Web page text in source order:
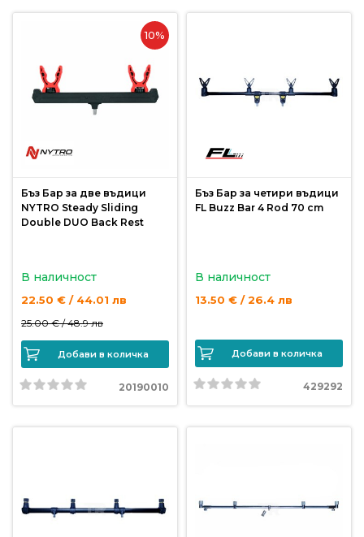
Влакна
Куки
за
риболов
Къмпинг
Лодки
Изкуствени
примамки
10%
Бъз Бар за две въдици
NYTRO Steady Sliding
Double DUO Back Rest
В наличност
22.50 € / 44.01 лв
25.00 € /48.9 лв
Добави в количка
20190010
Бъз Бар за четири въдици
FL Buzz Bar 4 Rod 70 cm
В наличност
13.50 € / 26.4 лв
Добави в количка
429292